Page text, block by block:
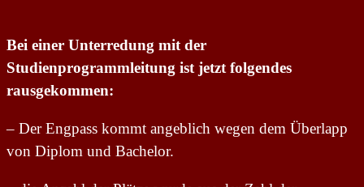
Bei einer Unterredung mit der
Studienprogrammleitung ist jetzt folgendes
rausgekommen:
– Der Engpass kommt angeblich wegen dem Überlapp
von Diplom und Bachelor.